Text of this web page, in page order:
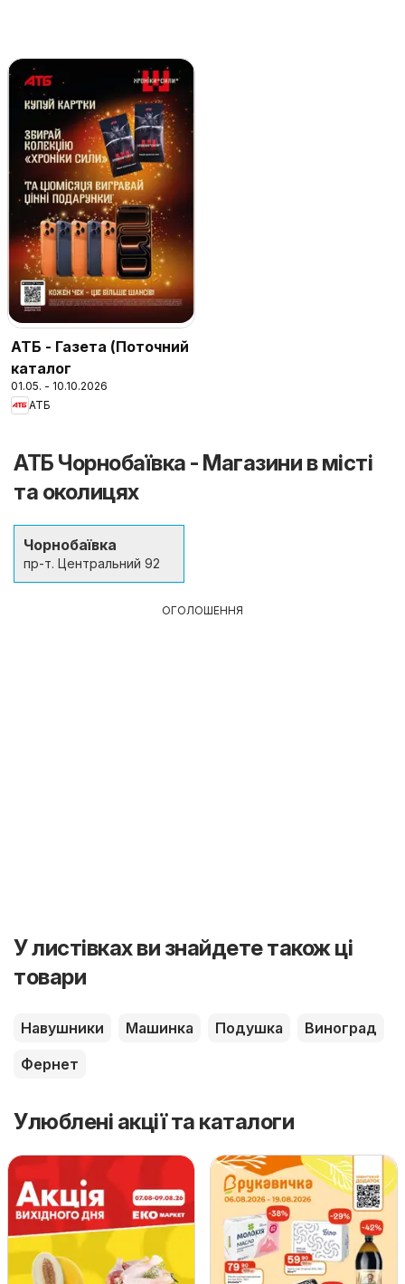
АТБ - Газета (Поточний
каталог
01.05. - 10.10.2026
АТБ
АТБ Чорнобаївка - Магазини в місті
та околицях
Чорнобаївка
пр-т. Центральний 92
ОГОЛОШЕННЯ
У листівках ви знайдете також ці
товари
Навушники Машинка Подушка
Виноград
Фернет
Улюблені акції та каталоги